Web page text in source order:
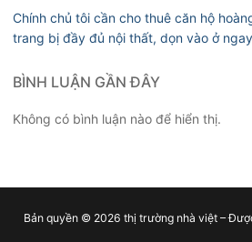
Chính chủ tôi cần cho thuê căn hộ
trang bị đầy đủ nội thất, dọn vào ở ngay
BÌNH LUẬN GẦN ĐÂY
Không có bình luận nào để hiển thị.
Bản quyền © 2026 thị trường nhà việt –